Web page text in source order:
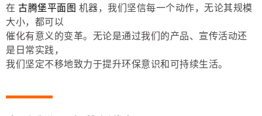
在 古腾堡平面图 机器，我们坚信每一个动作，无论其规模
大小，都可以
催化有意义的变革。无论是通过我们的产品、宣传活动还
是日常实践，
我们坚定不移地致力于提升环保意识和可持续生活。